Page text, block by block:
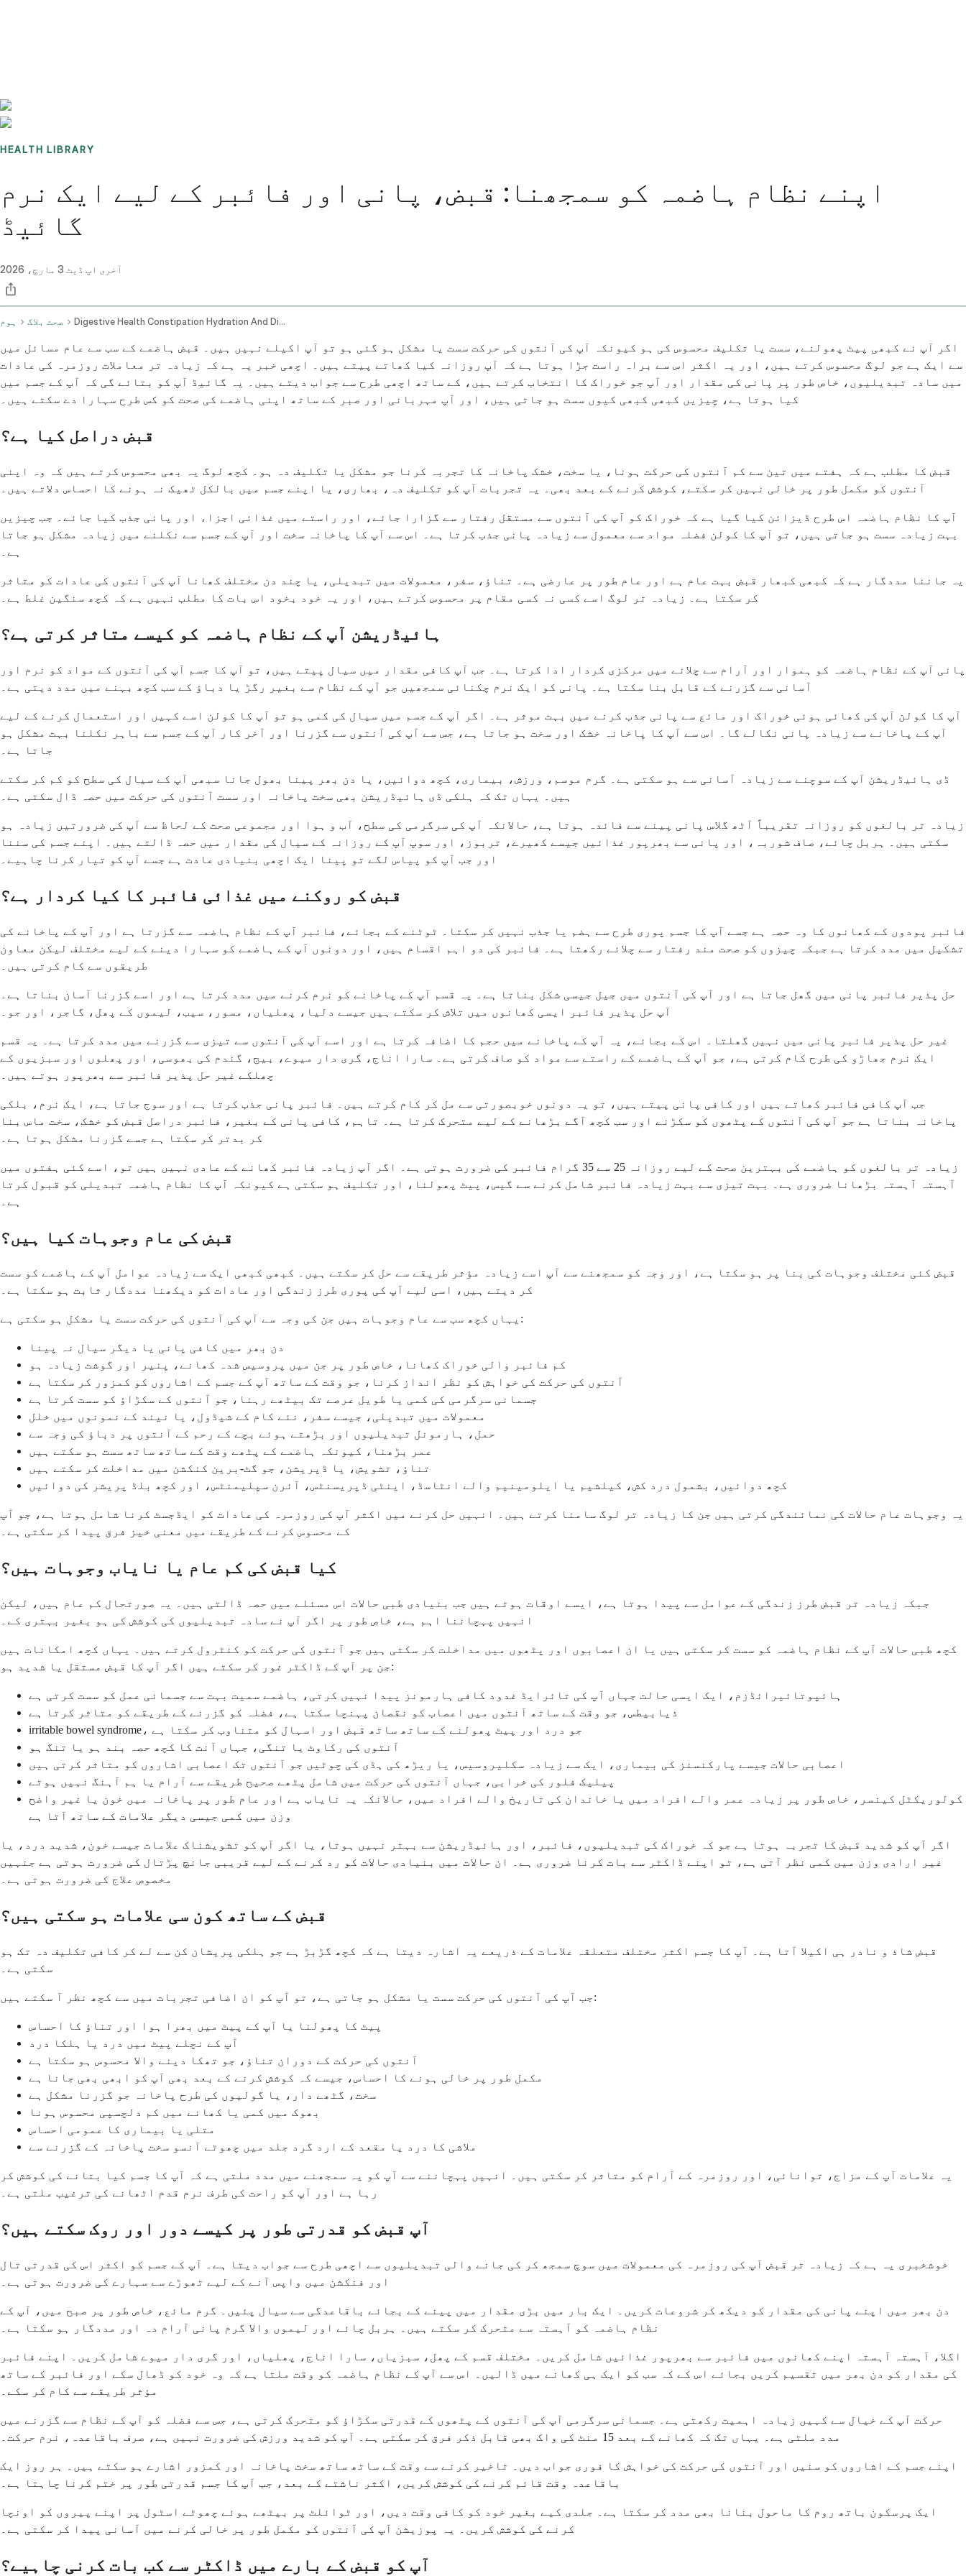
HEALTH LIBRARY
اپنے نظام ہاضمہ کو سمجھنا: قبض، پانی اور فائبر کے لیے ایک نرم
گائیڈ
آخری اپ ڈیٹ 3 مارچ، 2026
ہوم صحت بلاگ Digestive Health Constipation Hydration And Dietary Fiber
اگر آپ نے کبھی پیٹ پھولنے، سست یا تکلیف محسوس کی ہو کیونکہ آپ کی آنتوں کی حرکت سست یا مشکل ہو گئی ہو تو آپ اکیلے نہیں ہیں۔ قبض ہاضمے کے سب سے عام مسائل میں
سے ایک ہے جو لوگ محسوس کرتے ہیں، اور یہ اکثر اس سے براہ راست جڑا ہوتا ہے کہ آپ روزانہ کیا کھاتے پیتے ہیں۔ اچھی خبر یہ ہے کہ زیادہ تر معاملات روزمرہ کی عادات
میں سادہ تبدیلیوں، خاص طور پر پانی کی مقدار اور آپ جو خوراک کا انتخاب کرتے ہیں، کے ساتھ اچھی طرح سے جواب دیتے ہیں۔ یہ گائیڈ آپ کو بتائے گی کہ آپ کے جسم میں
کیا ہوتا ہے، چیزیں کبھی کبھی کیوں سست ہو جاتی ہیں، اور آپ مہربانی اور صبر کے ساتھ اپنی ہاضمے کی صحت کو کس طرح سہارا دے سکتے ہیں۔
قبض دراصل کیا ہے؟
قبض کا مطلب ہے کہ ہفتے میں تین سے کم آنتوں کی حرکت ہونا، یا سخت، خشک پاخانہ کا تجربہ کرنا جو مشکل یا تکلیف دہ ہو۔ کچھ لوگ یہ بھی محسوس کرتے ہیں کہ وہ اپنی
آنتوں کو مکمل طور پر خالی نہیں کر سکتے، کوشش کرنے کے بعد بھی۔ یہ تجربات آپ کو تکلیف دہ، بھاری، یا اپنے جسم میں بالکل ٹھیک نہ ہونے کا احساس دلاتے ہیں۔
آپ کا نظام ہاضمہ اس طرح ڈیزائن کیا گیا ہے کہ خوراک کو آپ کی آنتوں سے مستقل رفتار سے گزارا جائے، اور راستے میں غذائی اجزاء اور پانی جذب کیا جائے۔ جب چیزیں
بہت زیادہ سست ہو جاتی ہیں، تو آپ کا کولن فضلہ مواد سے معمول سے زیادہ پانی جذب کرتا ہے۔ اس سے آپ کا پاخانہ سخت اور آپ کے جسم سے نکلنے میں زیادہ مشکل ہو جاتا
ہے۔
یہ جاننا مددگار ہے کہ کبھی کبھار قبض بہت عام ہے اور عام طور پر عارضی ہے۔ تناؤ، سفر، معمولات میں تبدیلی، یا چند دن مختلف کھانا آپ کی آنتوں کی عادات کو متاثر
کر سکتا ہے۔ زیادہ تر لوگ اسے کسی نہ کسی مقام پر محسوس کرتے ہیں، اور یہ خود بخود اس بات کا مطلب نہیں ہے کہ کچھ سنگین غلط ہے۔
ہائیڈریشن آپ کے نظام ہاضمہ کو کیسے متاثر کرتی ہے؟
پانی آپ کے نظام ہاضمہ کو ہموار اور آرام سے چلانے میں مرکزی کردار ادا کرتا ہے۔ جب آپ کافی مقدار میں سیال پیتے ہیں، تو آپ کا جسم آپ کی آنتوں کے مواد کو نرم اور
آسانی سے گزرنے کے قابل بنا سکتا ہے۔ پانی کو ایک نرم چکنائی سمجھیں جو آپ کے نظام سے بغیر رگڑ یا دباؤ کے سب کچھ بہنے میں مدد دیتی ہے۔
آپ کا کولن آپ کی کھائی ہوئی خوراک اور مائع سے پانی جذب کرنے میں بہت موثر ہے۔ اگر آپ کے جسم میں سیال کی کمی ہو تو آپ کا کولن اسے کہیں اور استعمال کرنے کے لیے
آپ کے پاخانے سے زیادہ پانی نکالے گا۔ اس سے آپ کا پاخانہ خشک اور سخت ہو جاتا ہے، جس سے آپ کی آنتوں سے گزرنا اور آخر کار آپ کے جسم سے باہر نکلنا بہت مشکل ہو
جاتا ہے۔
ڈی ہائیڈریشن آپ کے سوچنے سے زیادہ آسانی سے ہو سکتی ہے۔ گرم موسم، ورزش، بیماری، کچھ دوائیں، یا دن بھر پینا بھول جانا سبھی آپ کے سیال کی سطح کو کم کر سکتے
ہیں۔ یہاں تک کہ ہلکی ڈی ہائیڈریشن بھی سخت پاخانہ اور سست آنتوں کی حرکت میں حصہ ڈال سکتی ہے۔
زیادہ تر بالغوں کو روزانہ تقریباً آٹھ گلاس پانی پینے سے فائدہ ہوتا ہے، حالانکہ آپ کی سرگرمی کی سطح، آب و ہوا اور مجموعی صحت کے لحاظ سے آپ کی ضرورتیں زیادہ ہو
سکتی ہیں۔ ہربل چائے، صاف شوربہ، اور پانی سے بھرپور غذائیں جیسے کھیرے، تربوز، اور سوپ آپ کے روزانہ کے سیال کی مقدار میں حصہ ڈالتے ہیں۔ اپنے جسم کی سننا
اور جب آپ کو پیاس لگے تو پینا ایک اچھی بنیادی عادت ہے جسے آپ کو تیار کرنا چاہیے۔
قبض کو روکنے میں غذائی فائبر کا کیا کردار ہے؟
فائبر پودوں کے کھانوں کا وہ حصہ ہے جسے آپ کا جسم پوری طرح سے ہضم یا جذب نہیں کر سکتا۔ ٹوٹنے کے بجائے، فائبر آپ کے نظام ہاضمہ سے گزرتا ہے اور آپ کے پاخانے کی
تشکیل میں مدد کرتا ہے جبکہ چیزوں کو صحت مند رفتار سے چلائے رکھتا ہے۔ فائبر کی دو اہم اقسام ہیں، اور دونوں آپ کے ہاضمے کو سہارا دینے کے لیے مختلف لیکن معاون
طریقوں سے کام کرتی ہیں۔
حل پذیر فائبر پانی میں گھل جاتا ہے اور آپ کی آنتوں میں جیل جیسی شکل بناتا ہے۔ یہ قسم آپ کے پاخانے کو نرم کرنے میں مدد کرتا ہے اور اسے گزرنا آسان بناتا ہے۔
آپ حل پذیر فائبر ایسی کھانوں میں تلاش کر سکتے ہیں جیسے دلیا، پھلیاں، مسور، سیب، لیموں کے پھل، گاجر، اور جو۔
غیر حل پذیر فائبر پانی میں نہیں گھلتا۔ اس کے بجائے، یہ آپ کے پاخانے میں حجم کا اضافہ کرتا ہے اور اسے آپ کی آنتوں سے تیزی سے گزرنے میں مدد کرتا ہے۔ یہ قسم
ایک نرم جھاڑو کی طرح کام کرتی ہے، جو آپ کے ہاضمے کے راستے سے مواد کو صاف کرتی ہے۔ سارا اناج، گری دار میوے، بیج، گندم کی بھوسی، اور پھلوں اور سبزیوں کے
چھلکے غیر حل پذیر فائبر سے بھرپور ہوتے ہیں۔
جب آپ کافی فائبر کھاتے ہیں اور کافی پانی پیتے ہیں، تو یہ دونوں خوبصورتی سے مل کر کام کرتے ہیں۔ فائبر پانی جذب کرتا ہے اور سوج جاتا ہے، ایک نرم، بلکی
پاخانہ بناتا ہے جو آپ کی آنتوں کے پٹھوں کو سکڑنے اور سب کچھ آگے بڑھانے کے لیے متحرک کرتا ہے۔ تاہم، کافی پانی کے بغیر، فائبر دراصل قبض کو خشک، سخت ماس بنا
کر بدتر کر سکتا ہے جسے گزرنا مشکل ہوتا ہے۔
زیادہ تر بالغوں کو ہاضمے کی بہترین صحت کے لیے روزانہ 25 سے 35 گرام فائبر کی ضرورت ہوتی ہے۔ اگر آپ زیادہ فائبر کھانے کے عادی نہیں ہیں تو، اسے کئی ہفتوں میں
آہستہ آہستہ بڑھانا ضروری ہے۔ بہت تیزی سے بہت زیادہ فائبر شامل کرنے سے گیس، پیٹ پھولنا، اور تکلیف ہو سکتی ہے کیونکہ آپ کا نظام ہاضمہ تبدیلی کو قبول کرتا
ہے۔
قبض کی عام وجوہات کیا ہیں؟
قبض کئی مختلف وجوہات کی بنا پر ہو سکتا ہے، اور وجہ کو سمجھنے سے آپ اسے زیادہ مؤثر طریقے سے حل کر سکتے ہیں۔ کبھی کبھی ایک سے زیادہ عوامل آپ کے ہاضمے کو سست
کر دیتے ہیں، اسی لیے آپ کی پوری طرز زندگی اور عادات کو دیکھنا مددگار ثابت ہو سکتا ہے۔
یہاں کچھ سب سے عام وجوہات ہیں جن کی وجہ سے آپ کی آنتوں کی حرکت سست یا مشکل ہو سکتی ہے:
دن بھر میں کافی پانی یا دیگر سیال نہ پینا
کم فائبر والی خوراک کھانا، خاص طور پر جن میں پروسیس شدہ کھانے، پنیر اور گوشت زیادہ ہو
آنتوں کی حرکت کی خواہش کو نظر انداز کرنا، جو وقت کے ساتھ آپ کے جسم کے اشاروں کو کمزور کر سکتا ہے
جسمانی سرگرمی کی کمی یا طویل عرصے تک بیٹھے رہنا، جو آنتوں کے سکڑاؤ کو سست کرتا ہے
معمولات میں تبدیلی، جیسے سفر، نئے کام کے شیڈول، یا نیند کے نمونوں میں خلل
حمل، ہارمونل تبدیلیوں اور بڑھتے ہوئے بچے کے رحم کے آنتوں پر دباؤ کی وجہ سے
عمر بڑھنا، کیونکہ ہاضمے کے پٹھے وقت کے ساتھ ساتھ سست ہو سکتے ہیں
تناؤ، تشویش، یا ڈپریشن، جو گٹ-برین کنکشن میں مداخلت کر سکتے ہیں
کچھ دوائیں، بشمول درد کش، کیلشیم یا ایلومینیم والے انٹاسڈ، اینٹی ڈپریسنٹس، آئرن سپلیمنٹس، اور کچھ بلڈ پریشر کی دوائیں
یہ وجوہات عام حالات کی نمائندگی کرتی ہیں جن کا زیادہ تر لوگ سامنا کرتے ہیں۔ انہیں حل کرنے میں اکثر آپ کی روزمرہ کی عادات کو ایڈجسٹ کرنا شامل ہوتا ہے، جو آپ
کے محسوس کرنے کے طریقے میں معنی خیز فرق پیدا کر سکتی ہے۔
کیا قبض کی کم عام یا نایاب وجوہات ہیں؟
جبکہ زیادہ تر قبض طرز زندگی کے عوامل سے پیدا ہوتا ہے، ایسے اوقات ہوتے ہیں جب بنیادی طبی حالات اس مسئلے میں حصہ ڈالتی ہیں۔ یہ صورتحال کم عام ہیں، لیکن
انہیں پہچاننا اہم ہے، خاص طور پر اگر آپ نے سادہ تبدیلیوں کی کوشش کی ہو بغیر بہتری کے۔
کچھ طبی حالات آپ کے نظام ہاضمہ کو سست کر سکتی ہیں یا ان اعصابوں اور پٹھوں میں مداخلت کر سکتی ہیں جو آنتوں کی حرکت کو کنٹرول کرتے ہیں۔ یہاں کچھ امکانات ہیں
جن پر آپ کے ڈاکٹر غور کر سکتے ہیں اگر آپ کا قبض مستقل یا شدید ہو:
ہائپوتائیرائڈزم، ایک ایسی حالت جہاں آپ کی تائرایڈ غدود کافی ہارمونز پیدا نہیں کرتی، ہاضمے سمیت بہت سے جسمانی عمل کو سست کرتی ہے
ذیابیطس، جو وقت کے ساتھ آنتوں میں اعصاب کو نقصان پہنچا سکتا ہے، فضلہ کو گزرنے کے طریقے کو متاثر کرتا ہے
irritable bowel syndrome، جو درد اور پیٹ پھولنے کے ساتھ ساتھ قبض اور اسہال کو متناوب کر سکتا ہے
آنتوں کی رکاوٹ یا تنگی، جہاں آنت کا کچھ حصہ بند ہو یا تنگ ہو
اعصابی حالات جیسے پارکنسنز کی بیماری، ایک سے زیادہ سکلیروسیس، یا ریڑھ کی ہڈی کی چوٹیں جو آنتوں تک اعصابی اشاروں کو متاثر کرتی ہیں
پیلیک فلور کی خرابی، جہاں آنتوں کی حرکت میں شامل پٹھے صحیح طریقے سے آرام یا ہم آہنگ نہیں ہوتے
کولوریکٹل کینسر، خاص طور پر زیادہ عمر والے افراد میں یا خاندان کی تاریخ والے افراد میں، حالانکہ یہ نایاب ہے اور عام طور پر پاخانہ میں خون یا غیر واضح
وزن میں کمی جیسی دیگر علامات کے ساتھ آتا ہے
اگر آپ کو شدید قبض کا تجربہ ہوتا ہے جو کہ خوراک کی تبدیلیوں، فائبر، اور ہائیڈریشن سے بہتر نہیں ہوتا، یا اگر آپ کو تشویشناک علامات جیسے خون، شدید درد، یا
غیر ارادی وزن میں کمی نظر آتی ہے، تو اپنے ڈاکٹر سے بات کرنا ضروری ہے۔ ان حالات میں بنیادی حالات کو رد کرنے کے لیے قریبی جانچ پڑتال کی ضرورت ہوتی ہے جنہیں
مخصوص علاج کی ضرورت ہوتی ہے۔
قبض کے ساتھ کون سی علامات ہو سکتی ہیں؟
قبض شاذ و نادر ہی اکیلا آتا ہے۔ آپ کا جسم اکثر مختلف متعلقہ علامات کے ذریعے یہ اشارہ دیتا ہے کہ کچھ گڑبڑ ہے جو ہلکی پریشان کن سے لے کر کافی تکلیف دہ تک ہو
سکتی ہے۔
جب آپ کی آنتوں کی حرکت سست یا مشکل ہو جاتی ہے، تو آپ کو ان اضافی تجربات میں سے کچھ نظر آ سکتے ہیں:
پیٹ کا پھولنا یا آپ کے پیٹ میں بھرا ہوا اور تناؤ کا احساس
آپ کے نچلے پیٹ میں درد یا ہلکا درد
آنتوں کی حرکت کے دوران تناؤ، جو تھکا دینے والا محسوس ہو سکتا ہے
مکمل طور پر خالی ہونے کا احساس، جیسے کہ کوشش کرنے کے بعد بھی آپ کو ابھی بھی جانا ہے
سخت، گٹھے دار، یا گولیوں کی طرح پاخانہ جو گزرنا مشکل ہے
بھوک میں کمی یا کھانے میں کم دلچسپی محسوس ہونا
متلی یا بیماری کا عمومی احساس
ملاشی کا درد یا مقعد کے ارد گرد جلد میں چھوٹے آنسو سخت پاخانہ کے گزرنے سے
یہ علامات آپ کے مزاج، توانائی، اور روزمرہ کے آرام کو متاثر کر سکتی ہیں۔ انہیں پہچاننے سے آپ کو یہ سمجھنے میں مدد ملتی ہے کہ آپ کا جسم کیا بتانے کی کوشش کر
رہا ہے اور آپ کو راحت کی طرف نرم قدم اٹھانے کی ترغیب ملتی ہے۔
آپ قبض کو قدرتی طور پر کیسے دور اور روک سکتے ہیں؟
خوشخبری یہ ہے کہ زیادہ تر قبض آپ کی روزمرہ کی معمولات میں سوچ سمجھ کر کی جانے والی تبدیلیوں سے اچھی طرح سے جواب دیتا ہے۔ آپ کے جسم کو اکثر اس کی قدرتی تال
اور فنکشن میں واپس آنے کے لیے تھوڑے سے سہارے کی ضرورت ہوتی ہے۔
دن بھر میں اپنے پانی کی مقدار کو دیکھ کر شروعات کریں۔ ایک بار میں بڑی مقدار میں پینے کے بجائے باقاعدگی سے سیال پئیں۔ گرم مائع، خاص طور پر صبح میں، آپ کے
نظام ہاضمہ کو آہستہ سے متحرک کر سکتے ہیں۔ ہربل چائے اور لیموں والا گرم پانی آرام دہ اور مددگار ہو سکتا ہے۔
اگلا، آہستہ آہستہ اپنے کھانوں میں فائبر سے بھرپور غذائیں شامل کریں۔ مختلف قسم کے پھل، سبزیاں، سارا اناج، پھلیاں، اور گری دار میوے شامل کریں۔ اپنے فائبر
کی مقدار کو دن بھر میں تقسیم کریں بجائے اس کے کہ سب کو ایک ہی کھانے میں ڈالیں۔ اس سے آپ کے نظام ہاضمہ کو وقت ملتا ہے کہ وہ خود کو ڈھال سکے اور فائبر کے ساتھ
مؤثر طریقے سے کام کر سکے۔
حرکت آپ کے خیال سے کہیں زیادہ اہمیت رکھتی ہے۔ جسمانی سرگرمی آپ کی آنتوں کے پٹھوں کے قدرتی سکڑاؤ کو متحرک کرتی ہے، جس سے فضلہ کو آپ کے نظام سے گزرنے میں
مدد ملتی ہے۔ یہاں تک کہ کھانے کے بعد 15 منٹ کی واک بھی قابل ذکر فرق کر سکتی ہے۔ آپ کو شدید ورزش کی ضرورت نہیں ہے، صرف باقاعدہ، نرم حرکت۔
اپنے جسم کے اشاروں کو سنیں اور آنتوں کی حرکت کی خواہش کا فوری جواب دیں۔ تاخیر کرنے سے وقت کے ساتھ ساتھ سخت پاخانہ اور کمزور اشارے ہو سکتے ہیں۔ ہر روز ایک
باقاعدہ وقت قائم کرنے کی کوشش کریں، اکثر ناشتے کے بعد، جب آپ کا جسم قدرتی طور پر ختم کرنا چاہتا ہے۔
ایک پرسکون باتھ روم کا ماحول بنانا بھی مدد کر سکتا ہے۔ جلدی کیے بغیر خود کو کافی وقت دیں، اور ٹوائلٹ پر بیٹھے ہوئے چھوٹے اسٹول پر اپنے پیروں کو اونچا
کرنے کی کوشش کریں۔ یہ پوزیشن آپ کی آنتوں کو مکمل طور پر خالی کرنے میں آسانی پیدا کر سکتی ہے۔
آپ کو قبض کے بارے میں ڈاکٹر سے کب بات کرنی چاہیے؟